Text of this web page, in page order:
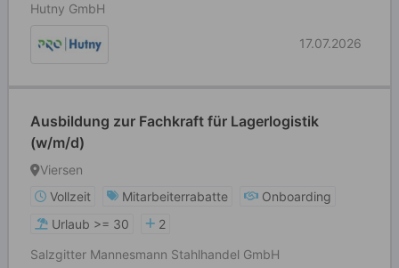
Hutny GmbH
17.07.2026
Ausbildung zur Fachkraft für Lagerlogistik
(w/m/d)
Viersen
Vollzeit
Mitarbeiterrabatte
Onboarding
Urlaub >= 30
2
Salzgitter Mannesmann Stahlhandel GmbH